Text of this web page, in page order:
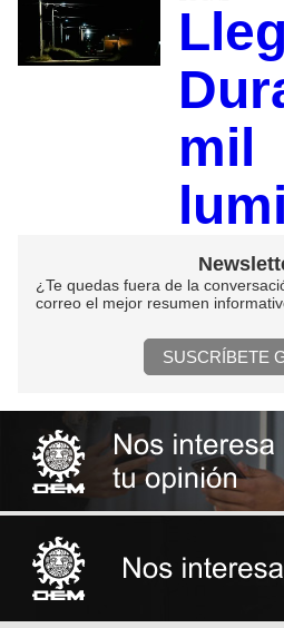
mil
¿Te quedas fuera de la
correo el mejor resumen
SUSCRÍBETE